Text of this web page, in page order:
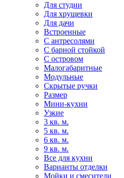
Для студии
Для хрущевки
Для дачи
Встроенные
С антресолями
С барной стойкой
С островом
Малогабаритные
Модульные
Скрытые ручки
Размер
Мини-кухни
Узкие
3 кв. м.
5 кв. м.
6 кв. м.
9 кв. м.
Все для кухни
Варианты отделки
Мойки и смесители